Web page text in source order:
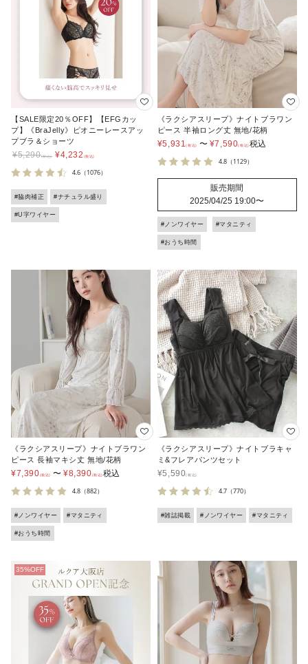
【SALE限定20％OFF】【EFGカッ
プ】《BraJelly》ピオニーレースアッ
プブラ＆ショーツ
¥5,290 ¥4,232
4.6 （1076）
#脇肉補正 #ナチュラル盛り
#U字ワイヤー
《ラクシアスリープ》ナイトブラワン
ピース 半袖ロング丈 無地/花柄
¥5,931 〜 ¥7,590 税込
4.8（1129）
販売期間
2025/04/25 19:00〜
#ノンワイヤー #マタニティ
#おうち時間
《ラクシアスリープ》ナイトブラワン
ピース 長袖マキシ丈 無地/花柄
¥7,390 〜 ¥8,390 税込
4.8 （882）
#ノンワイヤー #マタニティ
#おうち時間
《ラクシアスリープ》ナイトブラキャ
ミ&フレアパンツセット
¥5,590
4.7（770）
#雑誌掲載 #ノンワイヤー #マタニティ